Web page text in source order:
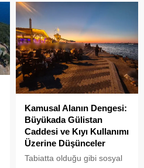
çıktı. Gökyüzünü kaplayan
yoğun duman paniğe neden
olurken, itfaiye ekipleri
yangına hızla müdahale etti.
Kamusal Alanın Dengesi:
Büyükada Gülistan
Caddesi ve Kıyı Kullanımı
Üzerine Düşünceler
Tabiatta olduğu gibi sosyal